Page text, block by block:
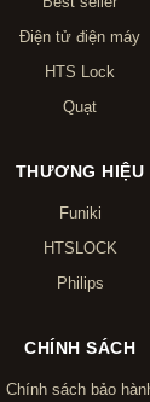
Điện tử điện máy
HTS Lock
Quạt
THƯƠNG HIỆU
Funiki
HTSLOCK
Philips
CHÍNH SÁCH
Chính sách bảo